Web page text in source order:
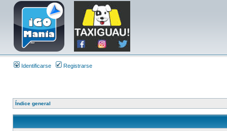
Identificarse Registrarse
Índice general